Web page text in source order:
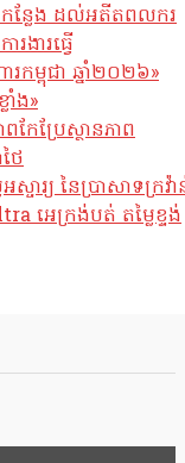
កន្លែង ដល់អតីតពលករ
ងារធ្វើ
កម្ពុជា ឆ្នាំ២០២៦»
ាំង»
កែប្រែស្ថានភាព
ៃ
ចារ្យ នៃប្រាសាទក្រវ៉
អេក្រង់បត់ តម្លៃខ្ទង់